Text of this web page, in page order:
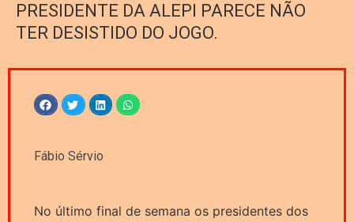
PRESIDENTE DA ALEPI PARECE NÃO
TER DESISTIDO DO JOGO.
Fábio Sérvio
No último final de semana os presidentes dos